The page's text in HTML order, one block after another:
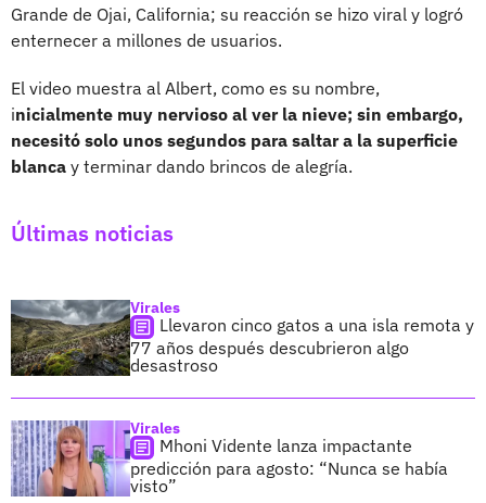
Grande de Ojai, California; su reacción se hizo viral y logró
enternecer a millones de usuarios.
El video muestra al Albert, como es su nombre,
inicialmente muy nervioso al ver la nieve; sin embargo,
necesitó solo unos segundos para saltar a la superficie
blanca y terminar dando brincos de alegría.
Últimas noticias
Virales
Llevaron cinco gatos a una isla remota y
77 años después descubrieron algo
desastroso
Virales
Mhoni Vidente lanza impactante
predicción para agosto: “Nunca se había
visto”